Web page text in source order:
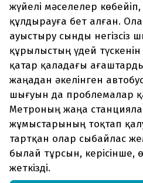
жүйелі мәселелер көбейіп,
құлдырауға бет алған.
ауыстыру сынды негізсіз
құрылыстың үдей
қатар қаладағы
жаңадан әкелінген
шығуын да проблемалар
Метроның жаңа
жұмыстарының тоқтап
тартқан олар сыбайлас
былай тұрсын, керісінше,
жеткізді.